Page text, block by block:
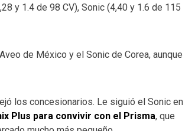
y 1.4 de 98 CV), Sonic (4,40 y 1.6 de 115
de México y el Sonic de Corea, aunque
los concesionarios. Le siguió el Sonic en
Plus para convivir con el Prisma, que